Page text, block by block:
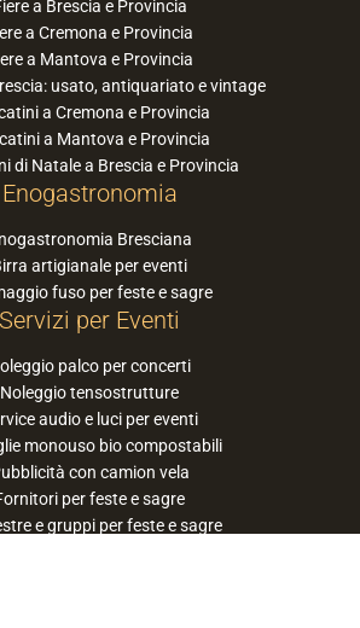
a Brescia e Provincia
a Cremona e Provincia
a Mantova e Provincia
usato, antiquariato e vintage
a Cremona e Provincia
a Mantova e Provincia
di Natale a Brescia e Provincia
Enogastronomia
Bresciana
artigianale per eventi
fuso per feste e sagre
Servizi per Eventi
palco per concerti
Noleggio tensostrutture
audio e luci per eventi
monouso bio compostabili
con camion vela
per feste e sagre
e gruppi per feste e sagre